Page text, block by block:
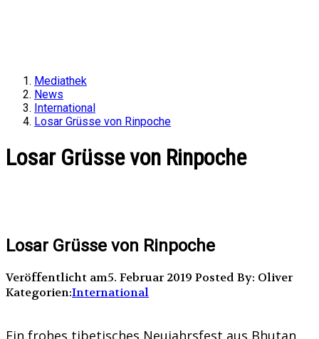
Mediathek
News
International
Losar Grüsse von Rinpoche
Losar Grüsse von Rinpoche
Losar Grüsse von Rinpoche
Veröffentlicht am5. Februar 2019 Posted By: Oliver
Kategorien:International
Ein frohes tibetisches Neujahrsfest aus Bhutan